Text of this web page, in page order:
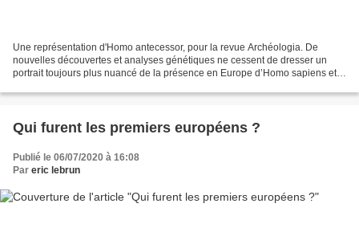
Une représentation d'Homo antecessor, pour la revue Archéologia. De
nouvelles découvertes et analyses génétiques ne cessent de dresser un
portrait toujours plus nuancé de la présence en Europe d’Homo sapiens et
Qui furent les premiers européens ?
Publié le 06/07/2020 à 16:08
Par eric lebrun